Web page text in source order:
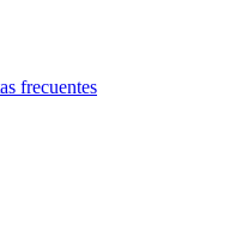
frecuentes